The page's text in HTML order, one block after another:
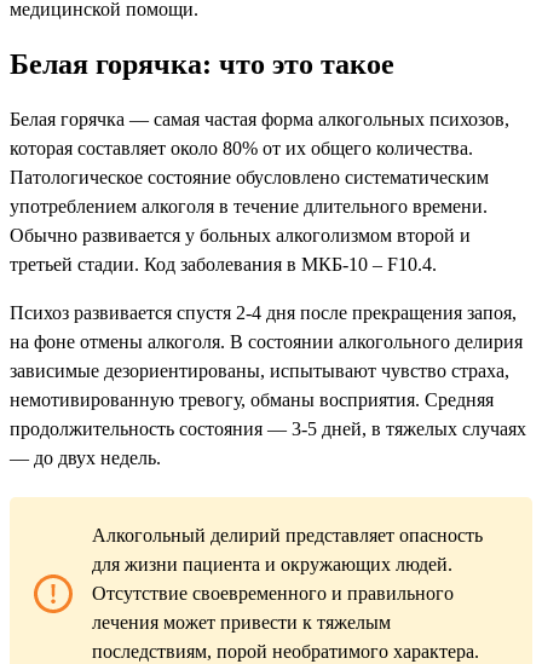
медицинской помощи.
Белая горячка: что это такое
Белая горячка — самая частая форма алкогольных психозов,
которая составляет около 80% от их общего количества.
Патологическое состояние обусловлено систематическим
употреблением алкоголя в течение длительного времени.
Обычно развивается у больных алкоголизмом второй и
третьей стадии. Код заболевания в МКБ-10 – F10.4.
Психоз развивается спустя 2-4 дня после прекращения запоя,
на фоне отмены алкоголя. В состоянии алкогольного делирия
зависимые дезориентированы, испытывают чувство страха,
немотивированную тревогу, обманы восприятия. Средняя
продолжительность состояния — 3-5 дней, в тяжелых случаях
— до двух недель.
Алкогольный делирий представляет опасность
для жизни пациента и окружающих людей.
Отсутствие своевременного и правильного
лечения может привести к тяжелым
последствиям, порой необратимого характера.